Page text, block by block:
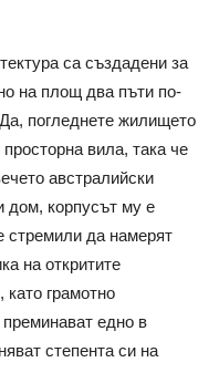
са създадени за
на площ два пъти по-
погледнете жилището
вила, така че
австралийски
дом, корпусът му е
стремили да намерят
на откритите
като грамотно
едно в
степента си на